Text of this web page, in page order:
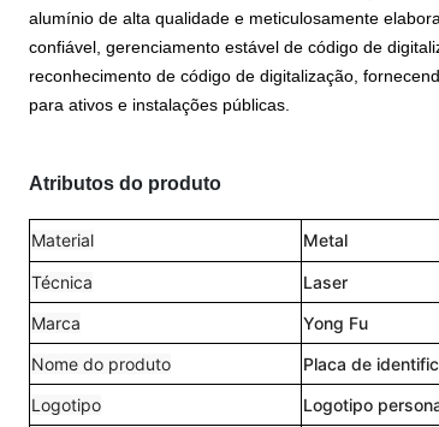
alumínio de alta qualidade e meticulosamente
confiável, gerenciamento estável de código de
reconhecimento de código de digitalização,
para ativos e instalações públicas.
Atributos do produto
Material Metal
Técnica Laser
Marca
Yong Fu
Nome do produto
Placa de
Logotipo
Logotipo